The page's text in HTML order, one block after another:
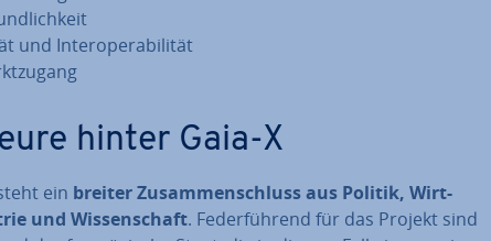
und In­ter­ope­ra­bi­li­tät
hinter Gaia-X
ein breiter Zu­sam­men­schluss aus Politik, Wirt­
und Wis­sen­schaft. Fe­der­füh­rend für das Projekt sind